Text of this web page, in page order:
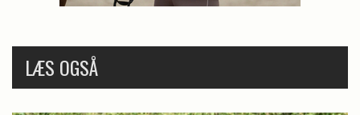
LÆS OGSÅ